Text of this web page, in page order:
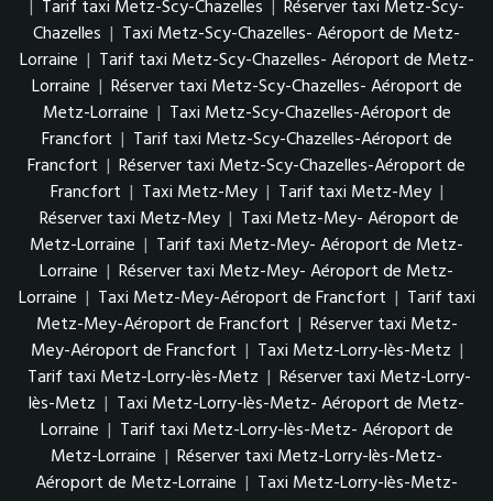
| Tarif taxi Metz-Scy-Chazelles | Réserver taxi Metz-Scy-
Chazelles | Taxi Metz-Scy-Chazelles- Aéroport de Metz-
Lorraine | Tarif taxi Metz-Scy-Chazelles- Aéroport de Metz-
Lorraine | Réserver taxi Metz-Scy-Chazelles- Aéroport de
Metz-Lorraine | Taxi Metz-Scy-Chazelles-Aéroport de
Francfort | Tarif taxi Metz-Scy-Chazelles-Aéroport de
Francfort | Réserver taxi Metz-Scy-Chazelles-Aéroport de
Francfort | Taxi Metz-Mey | Tarif taxi Metz-Mey |
Réserver taxi Metz-Mey | Taxi Metz-Mey- Aéroport de
Metz-Lorraine | Tarif taxi Metz-Mey- Aéroport de Metz-
Lorraine | Réserver taxi Metz-Mey- Aéroport de Metz-
Lorraine | Taxi Metz-Mey-Aéroport de Francfort | Tarif taxi
Metz-Mey-Aéroport de Francfort | Réserver taxi Metz-
Mey-Aéroport de Francfort | Taxi Metz-Lorry-lès-Metz |
Tarif taxi Metz-Lorry-lès-Metz | Réserver taxi Metz-Lorry-
lès-Metz | Taxi Metz-Lorry-lès-Metz- Aéroport de Metz-
Lorraine | Tarif taxi Metz-Lorry-lès-Metz- Aéroport de
Metz-Lorraine | Réserver taxi Metz-Lorry-lès-Metz-
Aéroport de Metz-Lorraine | Taxi Metz-Lorry-lès-Metz-